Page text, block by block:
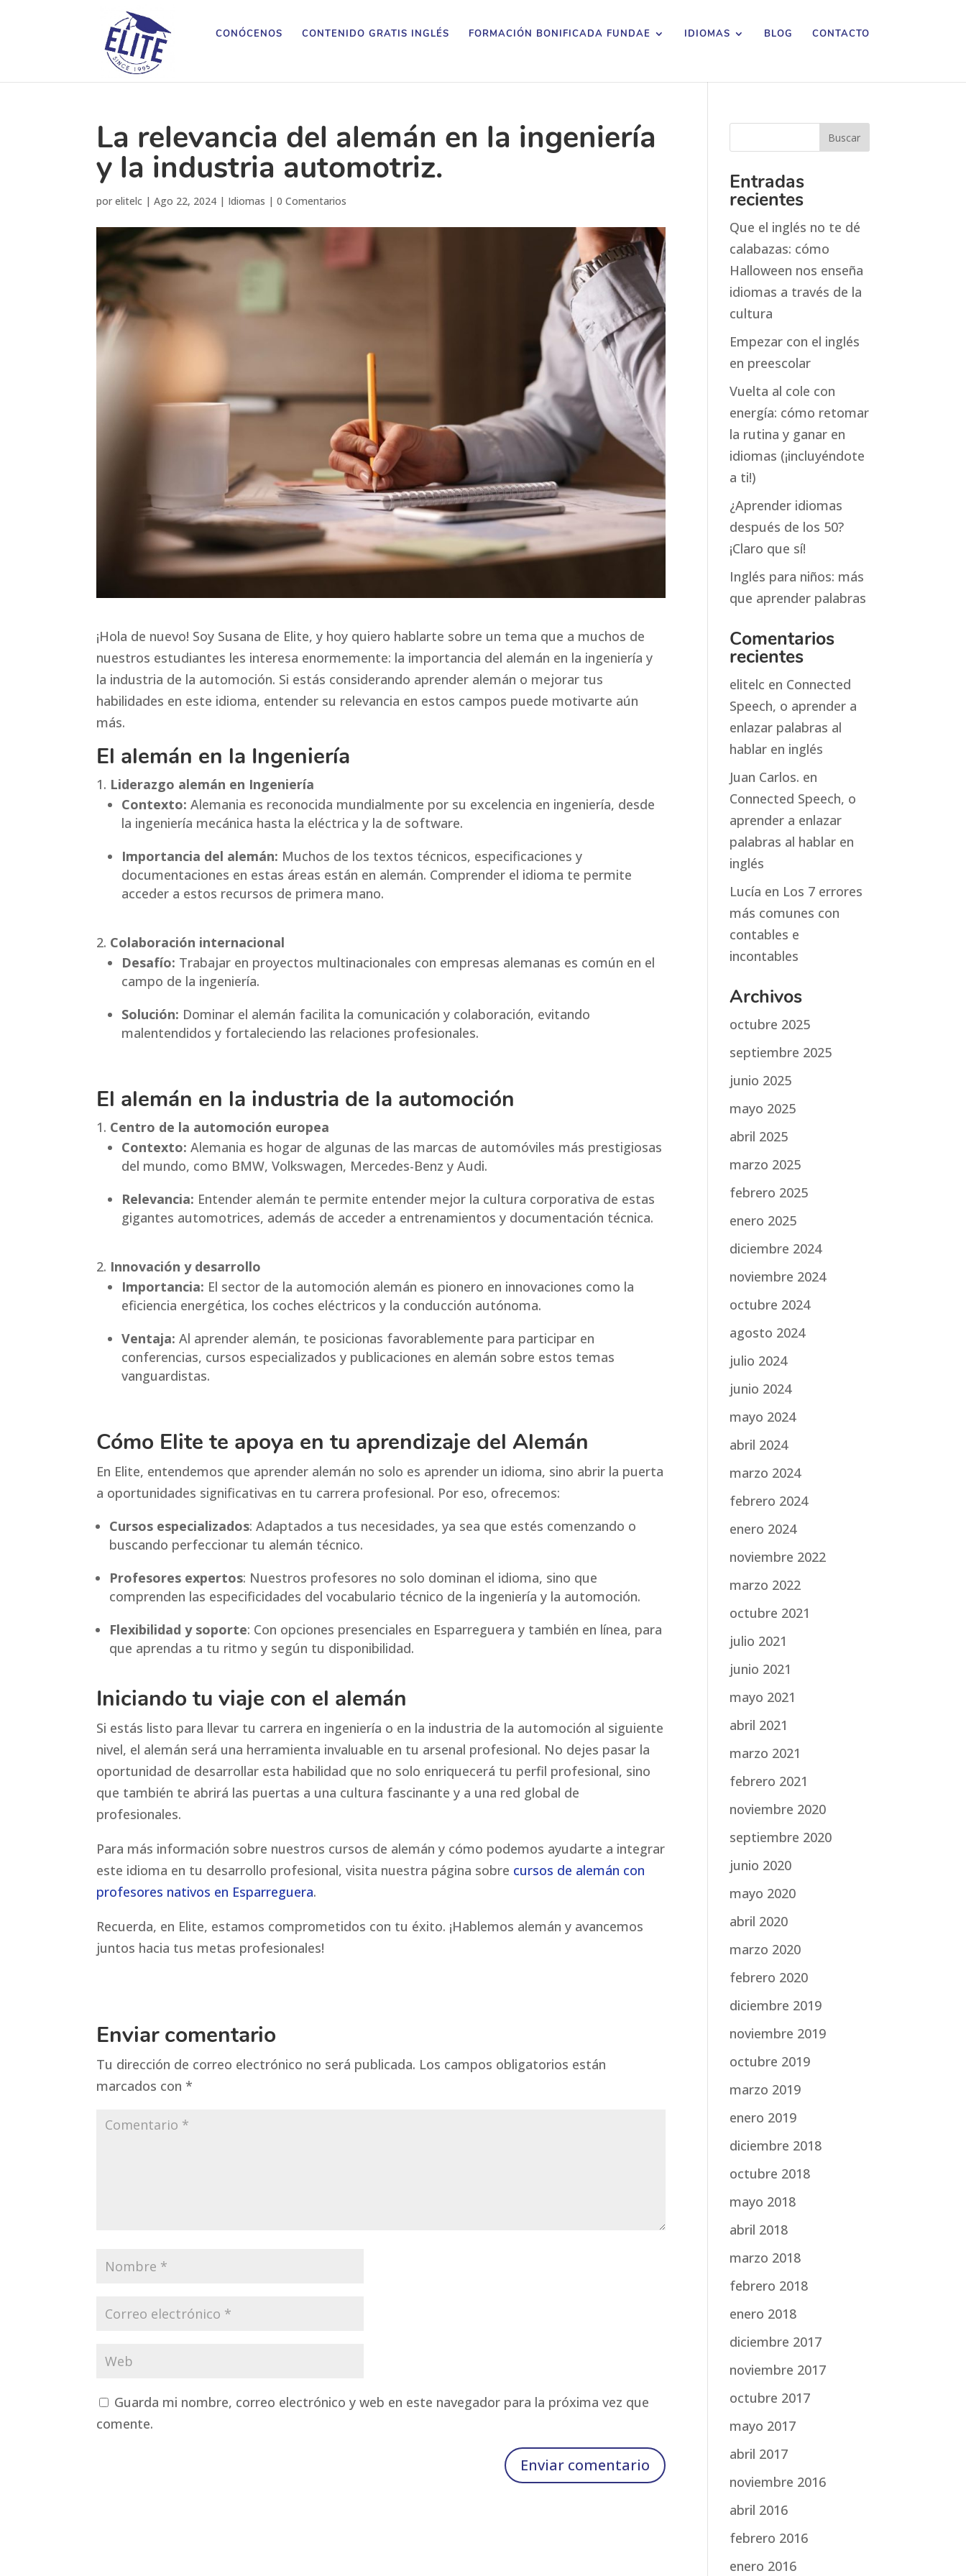
CONÓCENOS CONTENIDO GRATIS INGLÉS FORMACIÓN BONIFICADA FUNDAE IDIOMAS BLOG CONTACTO
La relevancia del alemán en la ingeniería
y la industria automotriz.
porelitelc |Ago 22, 2024 | Idiomas |0 Comentarios
¡Hola de nuevo! Soy Susana de Elite, y hoy quiero hablarte sobre un tema que a muchos de
nuestros estudiantes les interesa enormemente: la importancia del alemán en la ingeniería y
la industria de la automoción. Si estás considerando aprender alemán o mejorar tus
habilidades en este idioma, entender su relevancia en estos campos puede motivarte aún
más.
El alemán en la Ingeniería
Liderazgo alemán en Ingeniería
Contexto: Alemania es reconocida mundialmente por su excelencia en ingeniería, desde
la ingeniería mecánica hasta la eléctrica y la de software.
Importancia del alemán: Muchos de los textos técnicos, especificaciones y
documentaciones en estas áreas están en alemán. Comprender el idioma te permite
acceder a estos recursos de primera mano.
Colaboración internacional
Desafío: Trabajar en proyectos multinacionales con empresas alemanas es común en el
campo de la ingeniería.
Solución: Dominar el alemán facilita la comunicación y colaboración, evitando
malentendidos y fortaleciendo las relaciones profesionales.
El alemán en la industria de la automoción
Centro de la automoción europea
Contexto: Alemania es hogar de algunas de las marcas de automóviles más prestigiosas
del mundo, como BMW, Volkswagen, Mercedes-Benz y Audi.
Relevancia: Entender alemán te permite entender mejor la cultura corporativa de estas
gigantes automotrices, además de acceder a entrenamientos y documentación técnica.
Innovación y desarrollo
Importancia: El sector de la automoción alemán es pionero en innovaciones como la
eficiencia energética, los coches eléctricos y la conducción autónoma.
Ventaja: Al aprender alemán, te posicionas favorablemente para participar en
conferencias, cursos especializados y publicaciones en alemán sobre estos temas
vanguardistas.
Cómo Elite te apoya en tu aprendizaje del Alemán
En Elite, entendemos que aprender alemán no solo es aprender un idioma, sino abrir la puerta
a oportunidades significativas en tu carrera profesional. Por eso, ofrecemos:
Cursos especializados: Adaptados a tus necesidades, ya sea que estés comenzando o
buscando perfeccionar tu alemán técnico.
Profesores expertos: Nuestros profesores no solo dominan el idioma, sino que
comprenden las especificidades del vocabulario técnico de la ingeniería y la automoción.
Flexibilidad y soporte: Con opciones presenciales en Esparreguera y también en línea, para
que aprendas a tu ritmo y según tu disponibilidad.
Iniciando tu viaje con el alemán
Si estás listo para llevar tu carrera en ingeniería o en la industria de la automoción al siguiente
nivel, el alemán será una herramienta invaluable en tu arsenal profesional. No dejes pasar la
oportunidad de desarrollar esta habilidad que no solo enriquecerá tu perfil profesional, sino
que también te abrirá las puertas a una cultura fascinante y a una red global de
profesionales.
Para más información sobre nuestros cursos de alemán y cómo podemos ayudarte a integrar
este idioma en tu desarrollo profesional, visita nuestra página sobre cursos de alemán con
profesores nativos en Esparreguera.
Recuerda, en Elite, estamos comprometidos con tu éxito. ¡Hablemos alemán y avancemos
juntos hacia tus metas profesionales!
Enviar comentario
Tu dirección de correo electrónico no será publicada. Los campos obligatorios están
marcados con*
Guarda mi nombre, correo electrónico y web en este navegador para la próxima vez que
comente.
Entradas
recientes
Que el inglés no te dé
calabazas: cómo
Halloween nos enseña
idiomas a través de la
cultura
Empezar con el inglés
en preescolar
Vuelta al cole con
energía: cómo retomar
la rutina y ganar en
idiomas (¡incluyéndote
a ti!)
¿Aprender idiomas
después de los 50?
¡Claro que sí!
Inglés para niños: más
que aprender palabras
Comentarios
recientes
elitelc en Connected
Speech, o aprender a
enlazar palabras al
hablar en inglés
Juan Carlos. en
Connected Speech, o
aprender a enlazar
palabras al hablar en
inglés
Lucía en Los 7 errores
más comunes con
contables e
incontables
Archivos
octubre 2025
septiembre 2025
junio 2025
mayo 2025
abril 2025
marzo 2025
febrero 2025
enero 2025
diciembre 2024
noviembre 2024
octubre 2024
agosto 2024
julio 2024
junio 2024
mayo 2024
abril 2024
marzo 2024
febrero 2024
enero 2024
noviembre 2022
marzo 2022
octubre 2021
julio 2021
junio 2021
mayo 2021
abril 2021
marzo 2021
febrero 2021
noviembre 2020
septiembre 2020
junio 2020
mayo 2020
abril 2020
marzo 2020
febrero 2020
diciembre 2019
noviembre 2019
octubre 2019
marzo 2019
enero 2019
diciembre 2018
octubre 2018
mayo 2018
abril 2018
marzo 2018
febrero 2018
enero 2018
diciembre 2017
noviembre 2017
octubre 2017
mayo 2017
abril 2017
noviembre 2016
abril 2016
febrero 2016
enero 2016